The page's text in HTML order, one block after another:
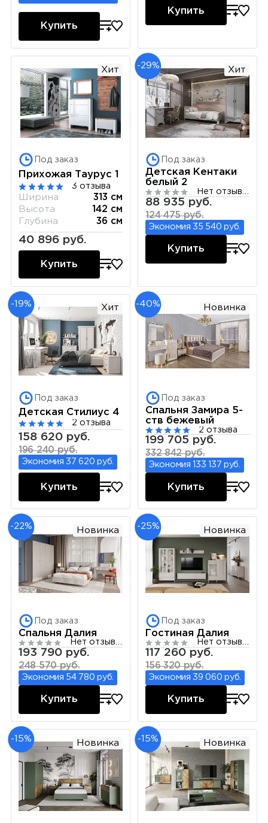
Купить
Купить
Хит
Под заказ
Прихожая Таурус 1
3 отзыва
Ширина
313 см
Высота
142 см
Глубина
36 см
40 896 руб.
Купить
-29% Хит
Под заказ
Детская Кентаки
белый 2
88 935 руб.
124 475 руб.
Экономия 35 540 руб.
Купить
-19% Хит
Под заказ
Детская Стилиус 4
2 отзыва
158 620 руб.
196 240 руб.
Экономия 37 620 руб.
Купить
-40% Новинка
Под заказ
Спальня Замира 5-
ств бежевый
2 отзыва
199 705 руб.
332 842 руб.
Экономия 133 137 руб.
Купить
-22% Новинка
Под заказ
Спальня Далия
193 790 руб.
248 570 руб.
Экономия 54 780 руб.
Купить
-25% Новинка
Под заказ
Гостиная Далия
117 260 руб.
156 320 руб.
Экономия 39 060 руб.
Купить
-15% Новинка -15% Новинка